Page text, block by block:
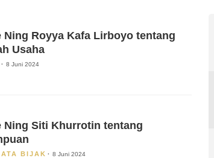
Ning Royya Kafa Lirboyo tentang
Usaha
8 Juni 2024
Ning Siti Khurrotin tentang
BIJAK 8 Juni 2024